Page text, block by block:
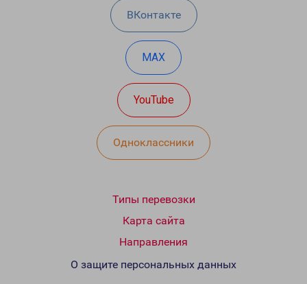
ВКонтакте
MAX
YouTube
Одноклассники
Типы перевозки
Карта сайта
Направления
О защите персональных данных